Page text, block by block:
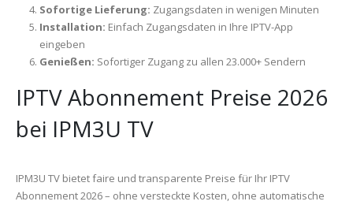
Sofortige Lieferung: Zugangsdaten in wenigen Minuten
Installation: Einfach Zugangsdaten in Ihre IPTV-App
eingeben
Genießen: Sofortiger Zugang zu allen 23.000+ Sendern
IPTV Abonnement Preise 2026
bei IPM3U TV
IPM3U TV bietet faire und transparente Preise für Ihr IPTV
Abonnement 2026 – ohne versteckte Kosten, ohne automatische